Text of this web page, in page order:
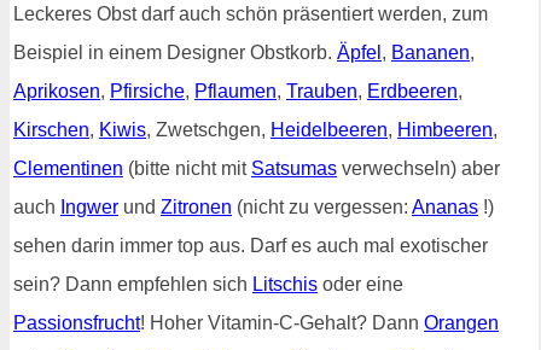
Leckeres Obst darf auch schön präsentiert werden, zum
Beispiel in einem Designer Obstkorb. Äpfel , Bananen,
Aprikosen, Pfirsiche, Pflaumen, Trauben, Erdbeeren,
Kirschen, Kiwis, Zwetschgen, Heidelbeeren, Himbeeren,
Clementinen (bitte nicht mit Satsumas verwechseln) aber
auch Ingwer und Zitronen (nicht zu vergessen: Ananas !)
sehen darin immer top aus. Darf es auch mal exotischer
sein? Dann empfehlen sich Litschis oder eine
Passionsfrucht! Hoher Vitamin-C-Gehalt? Dann Orangen